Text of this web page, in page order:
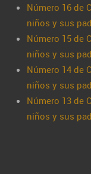
Número 16 de
niños y sus
Número 15 de
niños y sus
Número 14 de
niños y sus
Número 13 de
niños y sus